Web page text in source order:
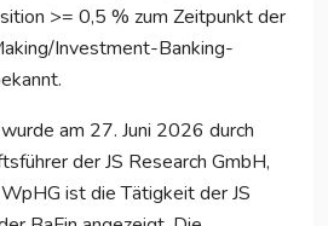
>= 0,5 % zum Zeitpunkt der
Investment-Banking-
am 27. Juni 2026 durch
der JS Research GmbH,
ist die Tätigkeit der JS